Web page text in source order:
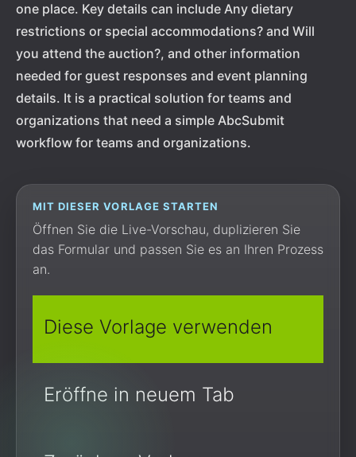
one place. Key details can include Any dietary
restrictions or special accommodations? and Will
you attend the auction?, and other information
needed for guest responses and event planning
details. It is a practical solution for teams and
organizations that need a simple AbcSubmit
workflow for teams and organizations.
MIT DIESER VORLAGE STARTEN
Öffnen Sie die Live-Vorschau, duplizieren Sie
das Formular und passen Sie es an Ihren Prozess
an.
Diese Vorlage verwenden
Eröffne in neuem Tab